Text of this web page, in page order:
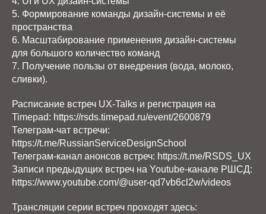
5. Формирование команды дизайн-системы и её
пространства
6. Масштабирование применения дизайн-системы
для большого количество команд
7. Получение пользы от внедрения (вода, молоко,
сливки).
Расписание встреч UX-Talks и регистрация на
Timepad: https://rsds.timepad.ru/event/2600879
Телеграм-чат встречи:
https://t.me/RussianServiceDesignSchool
Телеграм-канал анонсов встреч: https://t.me/RSDS_UX
Записи предыдущих встреч на Youtube-канале РШСД:
https://www.youtube.com/@user-qd7vb6cl2w/videos
Трансляции серии встреч проходят здесь: